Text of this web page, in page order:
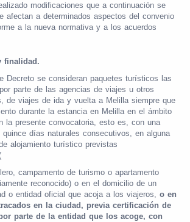
modificaciones que a continuación se
afectan a determinados aspectos del convenio
a la nueva normativa y a los acuerdos
finalidad.
Decreto se consideran paquetes turísticos las
parte de las agencias de viajes u otros
de viajes de ida y vuelta a Melilla siempre que
durante la estancia en Melilla en el ámbito
la presente convocatoria, esto es, con una
días naturales consecutivos, en alguna
alojamiento turístico previstas
campamento de turismo o apartamento
reconocido) o en el domicilio de un
o entidad oficial que acoja a los viajeros, o en
en la ciudad, previa certificación de
parte de la entidad que los acoge, con